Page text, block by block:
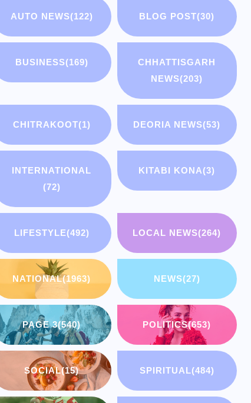
AUTO NEWS(122) BLOG POST(30)
BUSINESS(169)
CHHATTISGARH
NEWS(203)
CHITRAKOOT(1) DEORIA NEWS(53)
INTERNATIONAL
(72)
KITABI KONA(3)
LIFESTYLE(492) LOCAL NEWS(264)
NATIONAL(1963) NEWS(27)
PAGE 3(540) POLITICS(653)
SOCIAL(15) SPIRITUAL(484)